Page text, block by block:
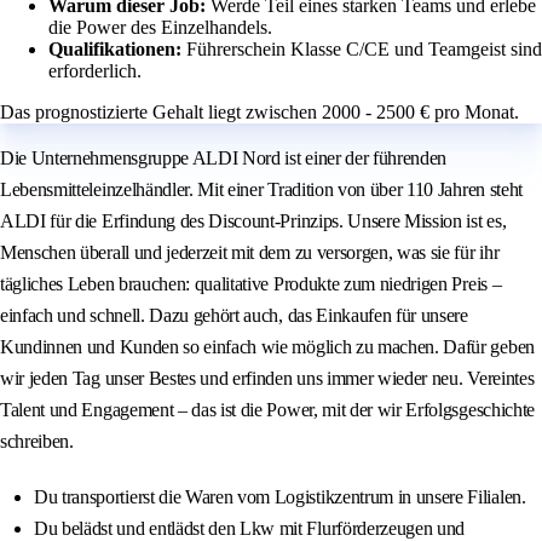
Warum dieser Job: Werde Teil eines starken Teams und erlebe
die Power des Einzelhandels.
Qualifikationen: Führerschein Klasse C/CE und Teamgeist sind
erforderlich.
Das prognostizierte Gehalt liegt zwischen 2000 - 2500 € pro Monat.
Die Unternehmensgruppe ALDI Nord ist einer der führenden
Lebensmitteleinzelhändler. Mit einer Tradition von über 110 Jahren steht
ALDI für die Erfindung des Discount-Prinzips. Unsere Mission ist es,
Menschen überall und jederzeit mit dem zu versorgen, was sie für ihr
tägliches Leben brauchen: qualitative Produkte zum niedrigen Preis –
einfach und schnell. Dazu gehört auch, das Einkaufen für unsere
Kundinnen und Kunden so einfach wie möglich zu machen. Dafür geben
wir jeden Tag unser Bestes und erfinden uns immer wieder neu. Vereintes
Talent und Engagement – das ist die Power, mit der wir Erfolgsgeschichte
schreiben.
Du transportierst die Waren vom Logistikzentrum in unsere Filialen.
Du belädst und entlädst den Lkw mit Flurförderzeugen und